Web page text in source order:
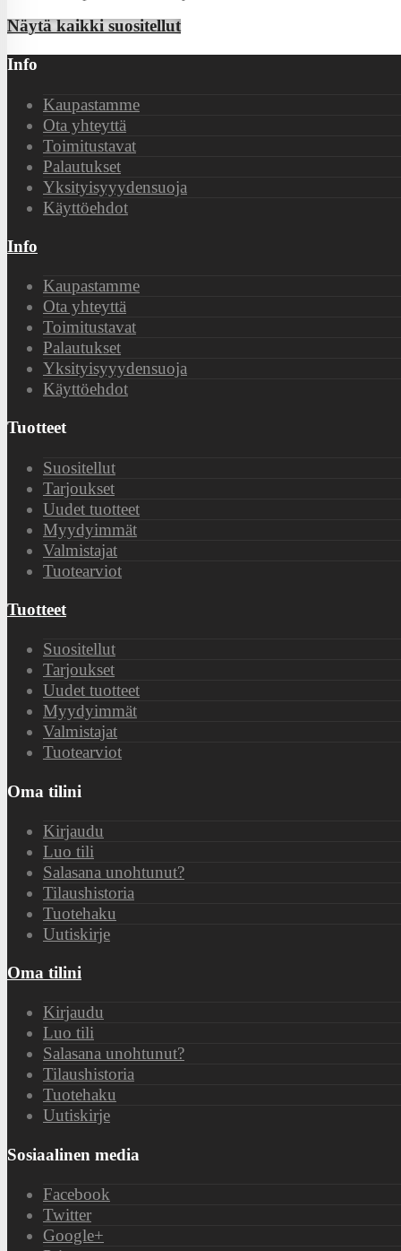
Näytä kaikki suositellut
Info
Kaupastamme
Ota yhteyttä
Toimitustavat
Palautukset
Yksityisyyydensuoja
Käyttöehdot
Info
Kaupastamme
Ota yhteyttä
Toimitustavat
Palautukset
Yksityisyyydensuoja
Käyttöehdot
Tuotteet
Suositellut
Tarjoukset
Uudet tuotteet
Myydyimmät
Valmistajat
Tuotearviot
Tuotteet
Suositellut
Tarjoukset
Uudet tuotteet
Myydyimmät
Valmistajat
Tuotearviot
Oma tilini
Kirjaudu
Luo tili
Salasana unohtunut?
Tilaushistoria
Tuotehaku
Uutiskirje
Oma tilini
Kirjaudu
Luo tili
Salasana unohtunut?
Tilaushistoria
Tuotehaku
Uutiskirje
Sosiaalinen media
Facebook
Twitter
Google+